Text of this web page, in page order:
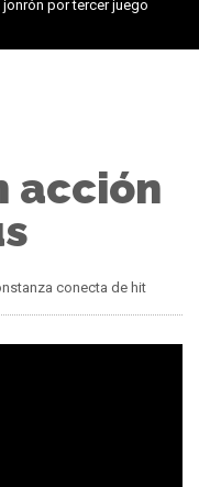
por tercer juego
acción
conecta de hit